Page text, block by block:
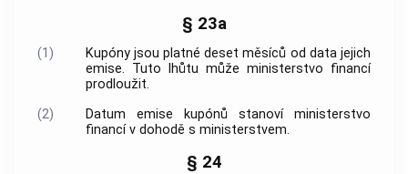
§ 23a
(1)
Kupóny jsou platné deset měsíců od data jejich
emise. Tuto lhůtu může ministerstvo financí
prodloužit.
(2)
Datum emise kupónů stanoví ministerstvo
financí v dohodě s ministerstvem.
§ 24